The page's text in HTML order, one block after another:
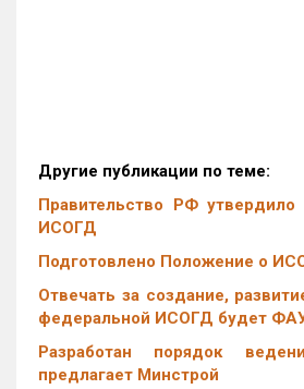
Другие публикации по теме:
Правительство РФ утвердило
ИСОГД
Подготовлено Положение о
Отвечать за создание,
федеральной ИСОГД будет
Разработан порядок
предлагает Минстрой